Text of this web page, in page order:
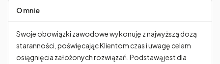
O mnie
Swoje obowiązki zawodowe wykonuję z najwyższą dozą
staranności, poświęcając Klientom czas i uwagę celem
osiągnięcia założonych rozwiązań. Podstawą jest dla